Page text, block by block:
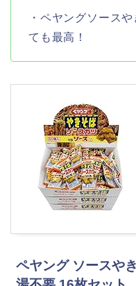
・ペヤングソース
ても最高！
ペヤング ソースや